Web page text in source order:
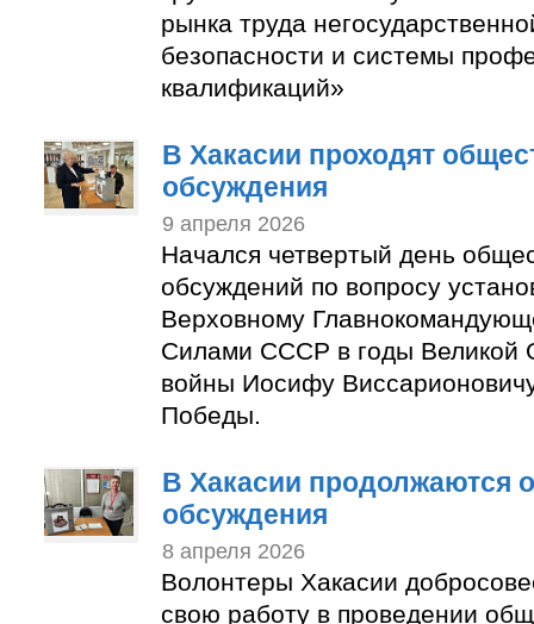
рынка труда
безопасности и системы
квалификаций»
В Хакасии проходят
обсуждения
9 апреля 2026
Начался четвертый день
обсуждений по вопросу
Верховному
Силами СССР в годы Великой
войны Иосифу
Победы.
В Хакасии продолжаются
обсуждения
8 апреля 2026
Волонтеры Хакасии
свою работу в проведении